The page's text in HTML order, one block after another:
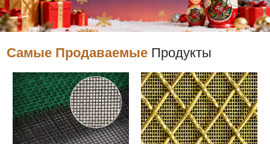
Самые Продаваемые Продукты